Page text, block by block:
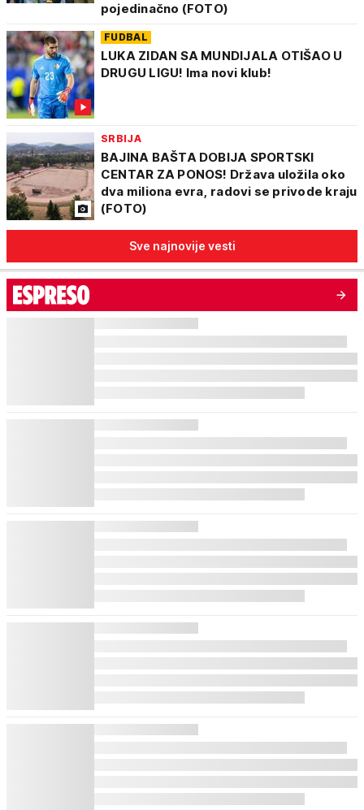
pojedinačno (FOTO)
FUDBAL
LUKA ZIDAN SA MUNDIJALA OTIŠAO U
DRUGU LIGU! Ima novi klub!
SRBIJA
BAJINA BAŠTA DOBIJA SPORTSKI
CENTAR ZA PONOS! Država uložila oko
dva miliona evra, radovi se privode kraju
(FOTO)
Sve najnovije vesti